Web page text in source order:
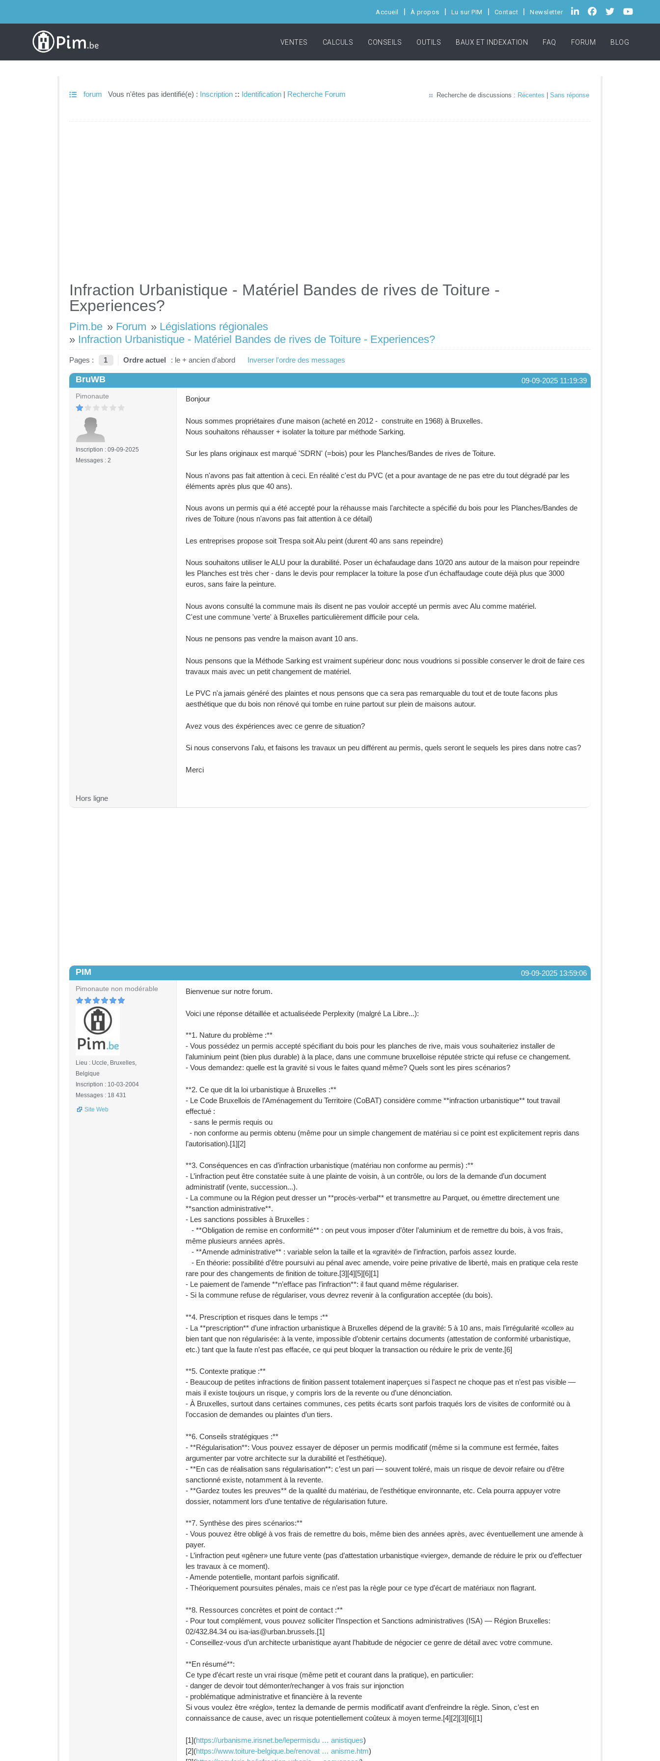
Accueil À propos Lu sur PIM Contact Newsletter
VENTES CALCULS CONSEILS OUTILS BAUX ET INDEXATION FAQ FORUM BLOG
forum Vous n'êtes pas identifié(e) : Inscription :: Identification | Recherche Forum Recherche de discussions : Récentes Sans réponse
Infraction Urbanistique - Matériel Bandes de rives de Toiture -
Experiences?
Pim.be » Forum » Législations régionales
» Infraction Urbanistique - Matériel Bandes de rives de Toiture - Experiences?
Pages : 1 Ordre actuel : le + ancien d'abord Inverser l'ordre des messages
09-09-2025 11:19:39
BruWB
Pimonaute
Inscription : 09-09-2025
Messages : 2
Bonjour
Nous sommes propriétaires d'une maison (acheté en 2012 - construite en 1968) à Bruxelles.
Nous souhaitons réhausser + isolater la toiture par méthode Sarking.
Sur les plans originaux est marqué 'SDRN' (=bois) pour les Planches/Bandes de rives de Toiture.
Nous n'avons pas fait attention à ceci. En réalité c'est du PVC (et a pour avantage de ne pas etre du tout dégradé par les
éléments après plus que 40 ans).
Nous avons un permis qui a été accepté pour la réhausse mais l'architecte a spécifié du bois pour les Planches/Bandes de
rives de Toiture (nous n'avons pas fait attention à ce détail)
Les entreprises propose soit Trespa soit Alu peint (durent 40 ans sans repeindre)
Nous souhaitons utiliser le ALU pour la durabilité. Poser un échafaudage dans 10/20 ans autour de la maison pour repeindre
les Planches est très cher - dans le devis pour remplacer la toiture la pose d'un échaffaudage coute déjà plus que 3000
euros, sans faire la peinture.
Nous avons consulté la commune mais ils disent ne pas vouloir accepté un permis avec Alu comme matériel.
C'est une commune 'verte' à Bruxelles particulièrement difficile pour cela.
Nous ne pensons pas vendre la maison avant 10 ans.
Nous pensons que la Méthode Sarking est vraiment supérieur donc nous voudrions si possible conserver le droit de faire ces
travaux mais avec un petit changement de matériel.
Le PVC n'a jamais généré des plaintes et nous pensons que ca sera pas remarquable du tout et de toute facons plus
aesthétique que du bois non rénové qui tombe en ruine partout sur plein de maisons autour.
Avez vous des éxpériences avec ce genre de situation?
Si nous conservons l'alu, et faisons les travaux un peu différent au permis, quels seront le sequels les pires dans notre cas?
Merci
Hors ligne
09-09-2025 13:59:06
PIM
Pimonaute non modérable
Lieu : Uccle, Bruxelles,
Belgique
Inscription : 10-03-2004
Messages : 18 431
Site Web
Bienvenue sur notre forum.
Voici une réponse détaillée et actualiséede Perplexity (malgré La Libre...):
**1. Nature du problème :**
- Vous possédez un permis accepté spécifiant du bois pour les planches de rive, mais vous souhaiteriez installer de
l’aluminium peint (bien plus durable) à la place, dans une commune bruxelloise réputée stricte qui refuse ce changement.
- Vous demandez: quelle est la gravité si vous le faites quand même? Quels sont les pires scénarios?
**2. Ce que dit la loi urbanistique à Bruxelles :**
- Le Code Bruxellois de l’Aménagement du Territoire (CoBAT) considère comme **infraction urbanistique** tout travail
effectué :
- sans le permis requis ou
- non conforme au permis obtenu (même pour un simple changement de matériau si ce point est explicitement repris dans
l’autorisation).[1][2]
**3. Conséquences en cas d’infraction urbanistique (matériau non conforme au permis) :**
- L’infraction peut être constatée suite à une plainte de voisin, à un contrôle, ou lors de la demande d’un document
administratif (vente, succession...).
- La commune ou la Région peut dresser un **procès-verbal** et transmettre au Parquet, ou émettre directement une
**sanction administrative**.
- Les sanctions possibles à Bruxelles :
- **Obligation de remise en conformité** : on peut vous imposer d’ôter l’aluminium et de remettre du bois, à vos frais,
même plusieurs années après.
- **Amende administrative** : variable selon la taille et la «gravité» de l’infraction, parfois assez lourde.
- En théorie: possibilité d’être poursuivi au pénal avec amende, voire peine privative de liberté, mais en pratique cela reste
rare pour des changements de finition de toiture.[3][4][5][6][1]
- Le paiement de l’amende **n’efface pas l’infraction**: il faut quand même régulariser.
- Si la commune refuse de régulariser, vous devrez revenir à la configuration acceptée (du bois).
**4. Prescription et risques dans le temps :**
- La **prescription** d’une infraction urbanistique à Bruxelles dépend de la gravité: 5 à 10 ans, mais l’irrégularité «colle» au
bien tant que non régularisée: à la vente, impossible d’obtenir certains documents (attestation de conformité urbanistique,
etc.) tant que la faute n’est pas effacée, ce qui peut bloquer la transaction ou réduire le prix de vente.[6]
**5. Contexte pratique :**
- Beaucoup de petites infractions de finition passent totalement inaperçues si l’aspect ne choque pas et n’est pas visible —
mais il existe toujours un risque, y compris lors de la revente ou d’une dénonciation.
- À Bruxelles, surtout dans certaines communes, ces petits écarts sont parfois traqués lors de visites de conformité ou à
l’occasion de demandes ou plaintes d’un tiers.
**6. Conseils stratégiques :**
- **Régularisation**: Vous pouvez essayer de déposer un permis modificatif (même si la commune est fermée, faites
argumenter par votre architecte sur la durabilité et l’esthétique).
- **En cas de réalisation sans régularisation**: c’est un pari — souvent toléré, mais un risque de devoir refaire ou d’être
sanctionné existe, notamment à la revente.
- **Gardez toutes les preuves** de la qualité du matériau, de l’esthétique environnante, etc. Cela pourra appuyer votre
dossier, notamment lors d’une tentative de régularisation future.
**7. Synthèse des pires scénarios:**
- Vous pouvez être obligé à vos frais de remettre du bois, même bien des années après, avec éventuellement une amende à
payer.
- L’infraction peut «gêner» une future vente (pas d’attestation urbanistique «vierge», demande de réduire le prix ou d’effectuer
les travaux à ce moment).
- Amende potentielle, montant parfois significatif.
- Théoriquement poursuites pénales, mais ce n’est pas la règle pour ce type d’écart de matériaux non flagrant.
**8. Ressources concrètes et point de contact :**
- Pour tout complément, vous pouvez solliciter l’Inspection et Sanctions administratives (ISA) — Région Bruxelles:
02/432.84.34 ou isa-ias@urban.brussels.[1]
- Conseillez-vous d’un architecte urbanistique ayant l’habitude de négocier ce genre de détail avec votre commune.
**En résumé**:
Ce type d’écart reste un vrai risque (même petit et courant dans la pratique), en particulier:
- danger de devoir tout démonter/rechanger à vos frais sur injonction
- problématique administrative et financière à la revente
Si vous voulez être «réglo», tentez la demande de permis modificatif avant d’enfreindre la règle. Sinon, c’est en
connaissance de cause, avec un risque potentiellement coûteux à moyen terme.[4][2][3][6][1]
[1](https://urbanisme.irisnet.be/lepermisdu … anistiques)
[2](https://www.toiture-belgique.be/renovat … anisme.htm)